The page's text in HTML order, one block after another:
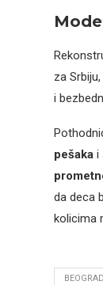
za
i
pešakai
da deca
kolicima